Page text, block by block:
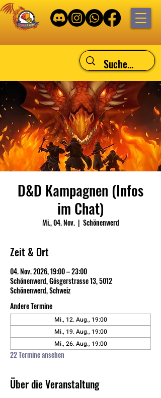
D&D Kampagnen (Infos
im Chat)
Mi., 04. Nov.
  |
Schönenwerd
Zeit & Ort
04. Nov. 2026, 19:00 – 23:00
Schönenwerd, Gösgerstrasse 13, 5012
Schönenwerd, Schweiz
Andere Termine
Mi., 12. Aug., 19:00
Mi., 19. Aug., 19:00
Mi., 26. Aug., 19:00
22 Termine ansehen
Über die Veranstaltung